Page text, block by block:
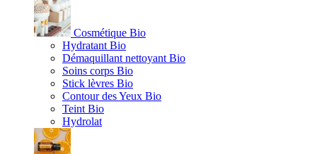
Cosmétique Bio
Hydratant Bio
Démaquillant nettoyant Bio
Soins corps Bio
Stick lèvres Bio
Contour des Yeux Bio
Teint Bio
Hydrolat